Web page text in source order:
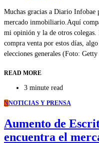
Muchas gracias a Diario Infobae
mercado inmobiliario.Aquí
mi opinión y la de otros colegas.
compra venta por estos días,
elecciones generales (Foto:
READ MORE
3 minute read
NNOTICIAS Y PRENSA
Aumento de
encuentra el